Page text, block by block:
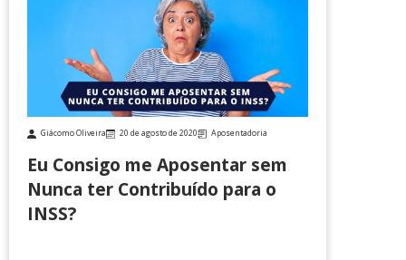
Giácomo Oliveira 20 de agosto de 2020 Aposentadoria
Eu Consigo me Aposentar sem
Nunca ter Contribuído para o
INSS?